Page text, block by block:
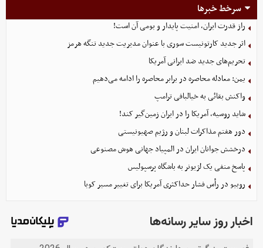
سرخط خبرها
راز قدرت ایران، امنیت پایدار و بومی آن است!
اثر جدید کارتونیست سوری با عنوان مدیریت جدید تنگه هرمز
تحریم‌های جدید ضد ایرانی آمریکا
یمن: معادله محاصره در برابر محاصره را ادامه می‌دهیم
واکنش بقائی به خیالبافی ترامپ
شاید روسیه، آمریکا را در ایران زمین‌گیر کند!
دور هفتم مذاکرات لبنان و رژیم صهیونیستی
درخشش جوانان ایران در المپیاد جهانی هوش مصنوعی
پاسخ منفی یک لژیونر به باشگاه پرسپولیس
روبیو در رأس فشار حداکثری آمریکا برای تغییر مسیر کوبا